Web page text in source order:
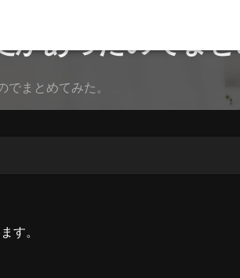
があったのでま
まとめてみた。
す。